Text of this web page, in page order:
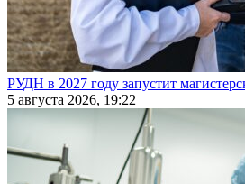
РУДН в 2027 году запустит
5 августа 2026, 19:22